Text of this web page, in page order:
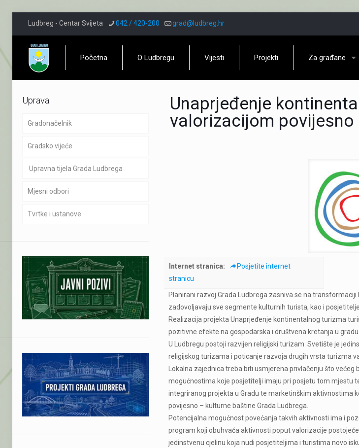
Ludbreg - Centar Svijeta 042 / 420-200 grad@ludbreg.hr
Početna O Ludbregu Vijesti Projekti Za građane
Unaprjeđenje
valorizacijom povijesno
Internet stranica:
Posjetite internet
stranicu
Planirani razvoj Grada Ludbrega zasniva se na
zadovoljavaju sve segmente kulturnih turista, kao i
Realizacija projekta Unaprjeđenje kontinentalnog turizma
pozitivne efekte na gospodarska i društvena kretanja u gradu
U Ludbregu postoji razvijen religijski turizam. Svetište je
religijskog turizama i poticanje razvoja drugih vrsta turizma
Lokalna zajednica treba biti usmjerena privlačenju što
mogućnostima koje posjetitelji imaju pri posjetu tom mjestu
integriranog projekta u Gradu te marketinškim aktivnostima
povijesno – kulturne baštine Grada Ludbrega.
Potencijalna mogućnost povećanja takvih aktivnosti ima i
program koji obuhvaća aktivnosti poput valorizacije
jedinstvenu cjelinu koja nudi posjetiteljima i turistima novo
Uprava:
Gradonačelnik
Gradsko vijeće
Upravna tijela Grada Ludbrega
Mjesni odbori
Tvrtke i ustanove